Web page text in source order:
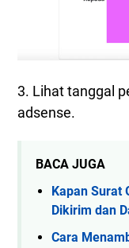
3. Lihat tanggal
adsense.
BACA JUGA
Kapan Surat
Dikirim dan
Cara